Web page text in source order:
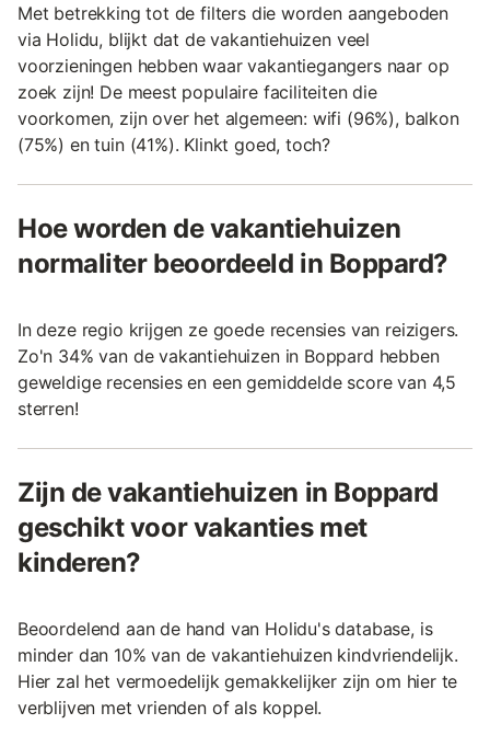
Met betrekking tot de filters die worden aangeboden
via Holidu, blijkt dat de vakantiehuizen veel
voorzieningen hebben waar vakantiegangers naar op
zoek zijn! De meest populaire faciliteiten die
voorkomen, zijn over het algemeen: wifi (96%), balkon
(75%) en tuin (41%). Klinkt goed, toch?
Hoe worden de vakantiehuizen
normaliter beoordeeld in Boppard?
In deze regio krijgen ze goede recensies van reizigers.
Zo'n 34% van de vakantiehuizen in Boppard hebben
geweldige recensies en een gemiddelde score van 4,5
sterren!
Zijn de vakantiehuizen in Boppard
geschikt voor vakanties met
kinderen?
Beoordelend aan de hand van Holidu's database, is
minder dan 10% van de vakantiehuizen kindvriendelijk.
Hier zal het vermoedelijk gemakkelijker zijn om hier te
verblijven met vrienden of als koppel.